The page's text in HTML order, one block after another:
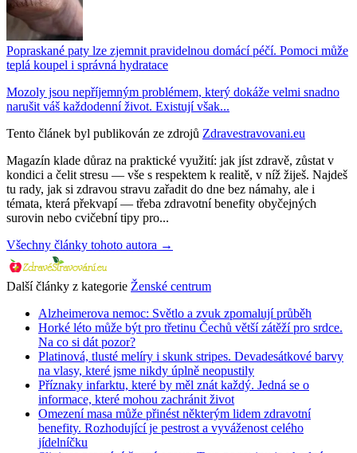
Popraskané paty lze zjemnit pravidelnou domácí péčí. Pomoci může
teplá koupel i správná hydratace
Mozoly jsou nepříjemným problémem, který dokáže velmi snadno
narušit váš každodenní život. Existují však...
Tento článek byl publikován ze zdrojů Zdravestravovani.eu
Magazín klade důraz na praktické využití: jak jíst zdravě, zůstat v
kondici a čelit stresu — vše s respektem k realitě, v níž žiješ. Najdeš
tu rady, jak si zdravou stravu zařadit do dne bez námahy, ale i
témata, která překvapí — třeba zdravotní benefity obyčejných
surovin nebo cvičební tipy pro...
Všechny články tohoto autora →
Další články z kategorie Ženské centrum
Alzheimerova nemoc: Světlo a zvuk zpomalují průběh
Horké léto může být pro třetinu Čechů větší zátěží pro srdce.
Na co si dát pozor?
Platinová, tlusté melíry i skunk stripes. Devadesátkové barvy
na vlasy, které jsme nikdy úplně neopustily
Příznaky infarktu, které by měl znát každý. Jedná se o
informace, které mohou zachránit život
Omezení masa může přinést některým lidem zdravotní
benefity. Rozhodující je pestrost a vyváženost celého
jídelníčku